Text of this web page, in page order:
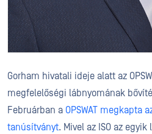
Gorham hivatali ideje alatt az
megfelelőségi lábnyomának
Februárban a OPSWAT megkapta
tanúsítványt. Mivel az ISO az